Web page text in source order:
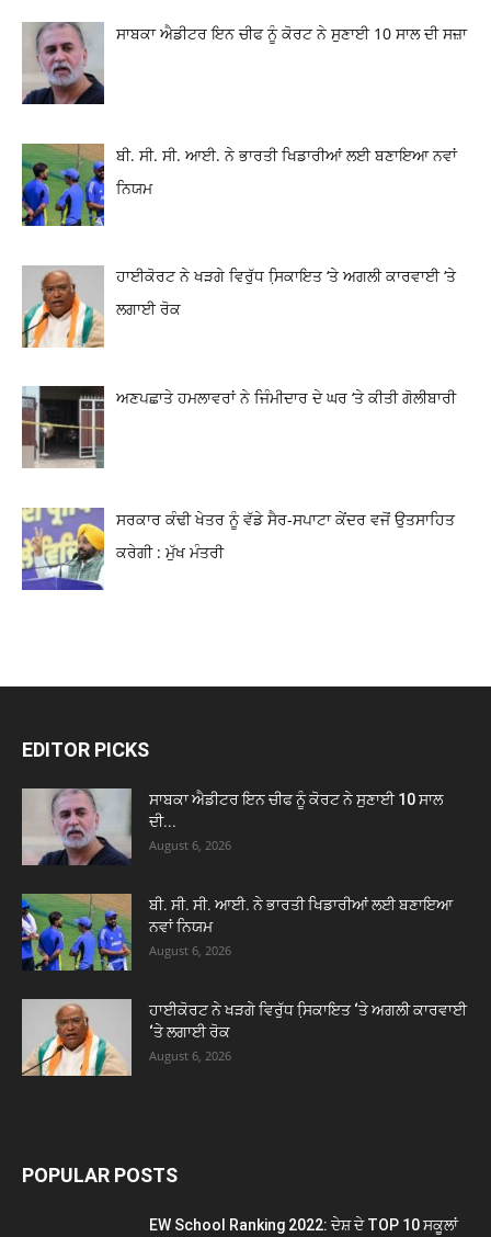
ਸਾਬਕਾ ਐਡੀਟਰ ਇਨ ਚੀਫ ਨੂੰ ਕੋਰਟ ਨੇ ਸੁਣਾਈ 10 ਸਾਲ ਦੀ ਸਜ਼ਾ
ਬੀ. ਸੀ. ਸੀ. ਆਈ. ਨੇ ਭਾਰਤੀ ਖਿਡਾਰੀਆਂ ਲਈ ਬਣਾਇਆ ਨਵਾਂ
ਨਿਯਮ
ਹਾਈਕੋਰਟ ਨੇ ਖੜਗੇ ਵਿਰੁੱਧ ਸਿ਼ਕਾਇਤ ‘ਤੇ ਅਗਲੀ ਕਾਰਵਾਈ ‘ਤੇ
ਲਗਾਈ ਰੋਕ
ਅਣਪਛਾਤੇ ਹਮਲਾਵਰਾਂ ਨੇ ਜਿੰਮੀਦਾਰ ਦੇ ਘਰ ‘ਤੇ ਕੀਤੀ ਗੋਲੀਬਾਰੀ
ਸਰਕਾਰ ਕੰਢੀ ਖੇਤਰ ਨੂੰ ਵੱਡੇ ਸੈਰ-ਸਪਾਟਾ ਕੇਂਦਰ ਵਜੋਂ ਉਤਸਾਹਿਤ
ਕਰੇਗੀ : ਮੁੱਖ ਮੰਤਰੀ
EDITOR PICKS
ਸਾਬਕਾ ਐਡੀਟਰ ਇਨ ਚੀਫ ਨੂੰ ਕੋਰਟ ਨੇ ਸੁਣਾਈ 10 ਸਾਲ
ਦੀ...
August 6, 2026
ਬੀ. ਸੀ. ਸੀ. ਆਈ. ਨੇ ਭਾਰਤੀ ਖਿਡਾਰੀਆਂ ਲਈ ਬਣਾਇਆ
ਨਵਾਂ ਨਿਯਮ
August 6, 2026
ਹਾਈਕੋਰਟ ਨੇ ਖੜਗੇ ਵਿਰੁੱਧ ਸਿ਼ਕਾਇਤ ‘ਤੇ ਅਗਲੀ ਕਾਰਵਾਈ
‘ਤੇ ਲਗਾਈ ਰੋਕ
August 6, 2026
POPULAR POSTS
EW School Ranking 2022: ਦੇਸ਼ ਦੇ TOP 10 ਸਕੂਲਾਂ